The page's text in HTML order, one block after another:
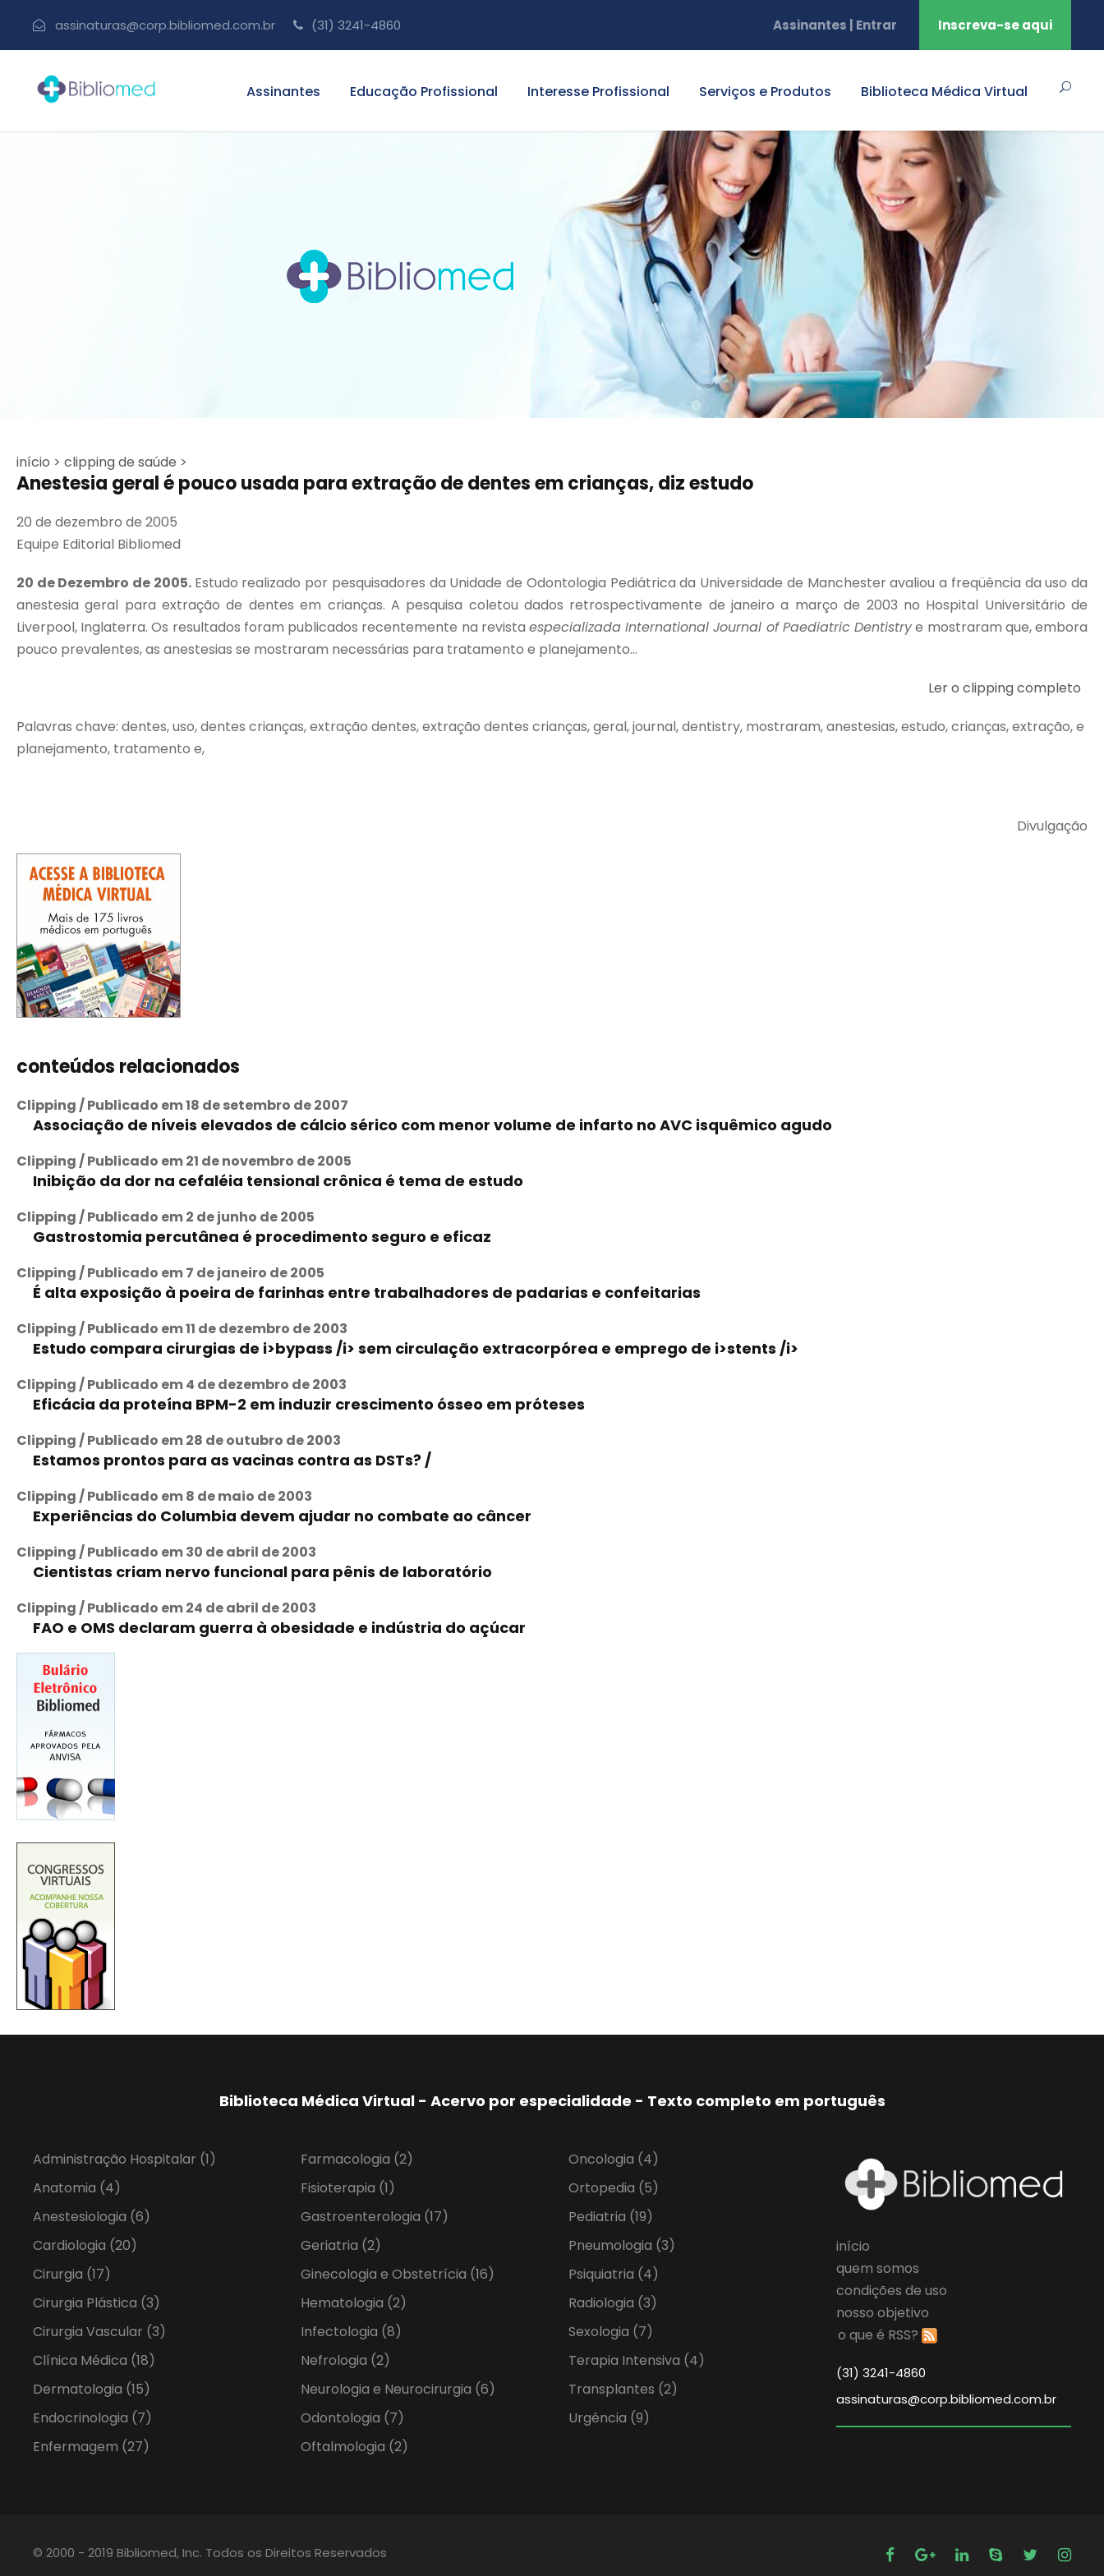
assinaturas@corp.bibliomed.com.br (31) 3241-4860 Assinantes | Entrar Inscreva-se aqui
Assinantes Educação Profissional Interesse Profissional Serviços e Produtos Biblioteca Médica Virtual
início > clipping de saúde >
Anestesia geral é pouco usada para extração de dentes em crianças, diz estudo
20 de dezembro de 2005
Equipe Editorial Bibliomed
20 de Dezembro de 2005. Estudo realizado por pesquisadores da Unidade de Odontologia Pediátrica da Universidade de Manchester avaliou a freqüência da uso da
anestesia geral para extração de dentes em crianças. A pesquisa coletou dados retrospectivamente de janeiro a março de 2003 no Hospital Universitário de
Liverpool, Inglaterra. Os resultados foram publicados recentemente na revista especializada International Journal of Paediatric Dentistrye mostraram que, embora
pouco prevalentes, as anestesias se mostraram necessárias para tratamento e planejamento...
Ler o clipping completo
Palavras chave: dentes, uso, dentes crianças, extração dentes, extração dentes crianças, geral, journal, dentistry, mostraram, anestesias, estudo, crianças, extração, e
planejamento, tratamento e,
Divulgação
conteúdos relacionados
Clipping / Publicado em 18 de setembro de 2007
Associação de níveis elevados de cálcio sérico com menor volume de infarto no AVC isquêmico agudo
Clipping / Publicado em 21 de novembro de 2005
Inibição da dor na cefaléia tensional crônica é tema de estudo
Clipping / Publicado em 2 de junho de 2005
Gastrostomia percutânea é procedimento seguro e eficaz
Clipping / Publicado em 7 de janeiro de 2005
É alta exposição à poeira de farinhas entre trabalhadores de padarias e confeitarias
Clipping / Publicado em 11 de dezembro de 2003
Estudo compara cirurgias de i>bypass /i> sem circulação extracorpórea e emprego de i>stents /i>
Clipping / Publicado em 4 de dezembro de 2003
Eficácia da proteína BPM-2 em induzir crescimento ósseo em próteses
Clipping / Publicado em 28 de outubro de 2003
Estamos prontos para as vacinas contra as DSTs? /
Clipping / Publicado em 8 de maio de 2003
Experiências do Columbia devem ajudar no combate ao câncer
Clipping / Publicado em 30 de abril de 2003
Cientistas criam nervo funcional para pênis de laboratório
Clipping / Publicado em 24 de abril de 2003
FAO e OMS declaram guerra à obesidade e indústria do açúcar
Biblioteca Médica Virtual - Acervo por especialidade - Texto completo em português
Administração Hospitalar (1)
Anatomia (4)
Anestesiologia (6)
Cardiologia (20)
Cirurgia (17)
Cirurgia Plástica (3)
Cirurgia Vascular (3)
Clínica Médica (18)
Dermatologia (15)
Endocrinologia (7)
Enfermagem (27)
Farmacologia (2)
Fisioterapia (1)
Gastroenterologia (17)
Geriatria (2)
Ginecologia e Obstetrícia (16)
Hematologia (2)
Infectologia (8)
Nefrologia (2)
Neurologia e Neurocirurgia (6)
Odontologia (7)
Oftalmologia (2)
Oncologia (4)
Ortopedia (5)
Pediatria (19)
Pneumologia (3)
Psiquiatria (4)
Radiologia (3)
Sexologia (7)
Terapia Intensiva (4)
Transplantes (2)
Urgência (9)
início
quem somos
condições de uso
nosso objetivo
o que é RSS?
(31) 3241-4860
assinaturas@corp.bibliomed.com.br
© 2000 - 2019 Bibliomed, Inc. Todos os Direitos Reservados